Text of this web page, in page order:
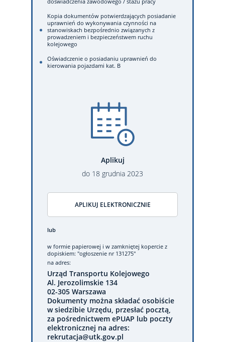
Kopia dokumentów potwierdzających posiadanie
uprawnień do wykonywania czynności na
stanowiskach bezpośrednio związanych z
prowadzeniem i bezpieczeństwem ruchu
kolejowego
Oświadczenie o posiadaniu uprawnień do
kierowania pojazdami kat. B
Aplikuj
do 18 grudnia 2023
APLIKUJ ELEKTRONICZNIE
lub
w formie papierowej i w zamkniętej kopercie z
dopiskiem: "ogłoszenie nr 131275"
na adres:
Urząd Transportu Kolejowego
Al. Jerozolimskie 134
02-305 Warszawa
Dokumenty można składać osobiście
w siedzibie Urzędu, przesłać pocztą,
za pośrednictwem ePUAP lub poczty
elektronicznej na adres:
rekrutacja@utk.gov.pl